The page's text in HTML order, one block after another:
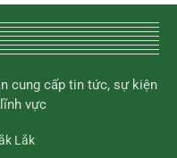
cung cấp tin tức, sự kiện
vực
Lắk